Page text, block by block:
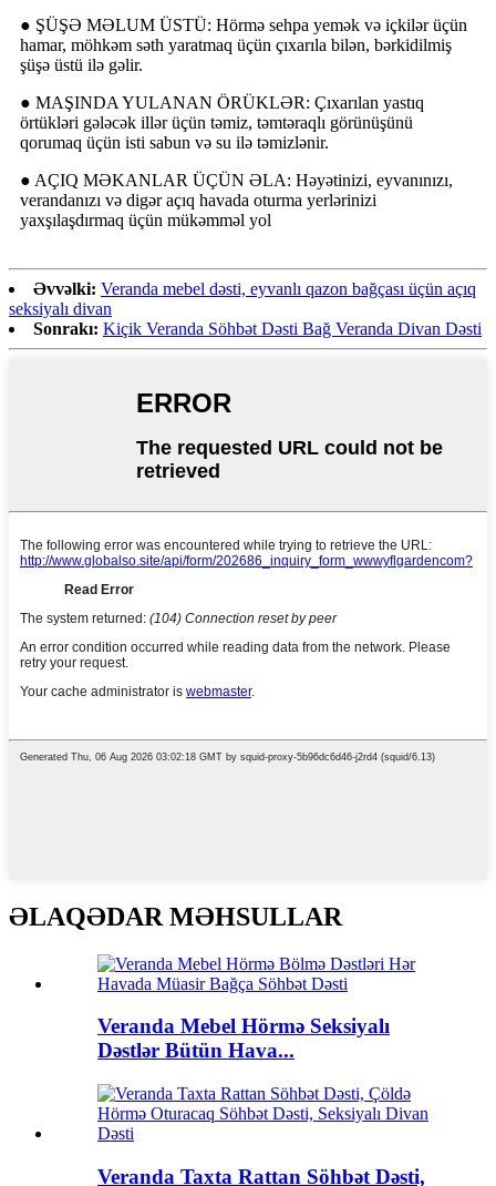
● ŞÜŞƏ MƏLUM ÜSTÜ: Hörmə sehpa yemək və içkilər üçün
hamar, möhkəm səth yaratmaq üçün çıxarıla bilən, bərkidilmiş
şüşə üstü ilə gəlir.
● MAŞINDA YULANAN ÖRÜKLƏR: Çıxarılan yastıq
örtükləri gələcək illər üçün təmiz, təmtəraqlı görünüşünü
qorumaq üçün isti sabun və su ilə təmizlənir.
● AÇIQ MƏKANLAR ÜÇÜN ƏLA: Həyətinizi, eyvanınızı,
verandanızı və digər açıq havada oturma yerlərinizi
yaxşılaşdırmaq üçün mükəmməl yol
Əvvəlki: Veranda mebel dəsti, eyvanlı qazon bağçası üçün açıq
seksiyalı divan
Sonrakı: Kiçik Veranda Söhbət Dəsti Bağ Veranda Divan Dəsti
ƏLAQƏDAR MƏHSULLAR
Veranda Mebel Hörmə Seksiyalı
Dəstlər Bütün Hava...
Veranda Taxta Rattan Söhbət Dəsti,